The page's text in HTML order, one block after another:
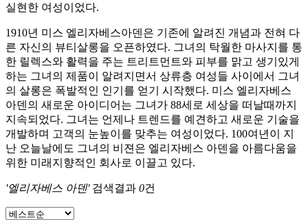
실현한 여성이었다.
1910년 미스 엘리자베스아덴은 기존에 알려진 개념과 전혀 다
른 자신의 뷰티살롱을 오픈하였다. 그녀의 탁월한 마사지를 통
한 릴렉스와 활력을 주는 트리트먼트와 피부를 맑고 생기있게
하는 그녀의 제품이 알려지면서 상류층 여성들 사이에서 그녀
의 살롱은 폭발적인 인기를 얻기 시작했다. 미스 엘리자베스
아덴의 새로운 아이디어는 그녀가 88세로 세상을 떠날때까지
지속되었다. 그녀는 언제나 트렌드를 예견하고 새로운 기술을
개발하며 고객의 눈높이를 맞추는 여성이었다. 100여년이 지
난 오늘날에도 그녀의 비젼은 엘리자베스 아덴을 아름다움을
위한 미래지향적인 회사로 이끌고 있다.
'엘리자베스 아덴'검색결과 0건